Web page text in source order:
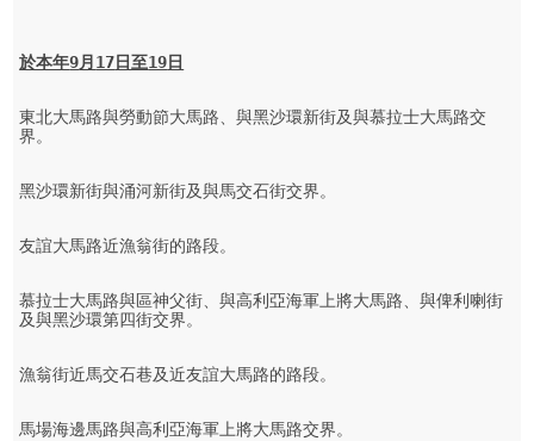
於本年9月 17日至19日
東北大馬路與勞動節大馬路、與黑沙環新街及與慕拉士大馬路交
界。
黑沙環新街與涌河新街及與馬交石街交界。
友誼大馬路近漁翁街的路段。
慕拉士大馬路與區神父街、與高利亞海軍上將大馬路、與俾利喇街
及與黑沙環第四街交界。
漁翁街近馬交石巷及近友誼大馬路的路段。
馬場海邊馬路與高利亞海軍上將大馬路交界。